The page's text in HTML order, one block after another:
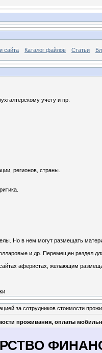
сайта Каталог файлов Статьи
учету и пр.
регионов, страны.
Но в нем могут размещать
и др. Перемещен раздел
аферистах, желающим
за сотрудников стоимости
проживания, оплаты